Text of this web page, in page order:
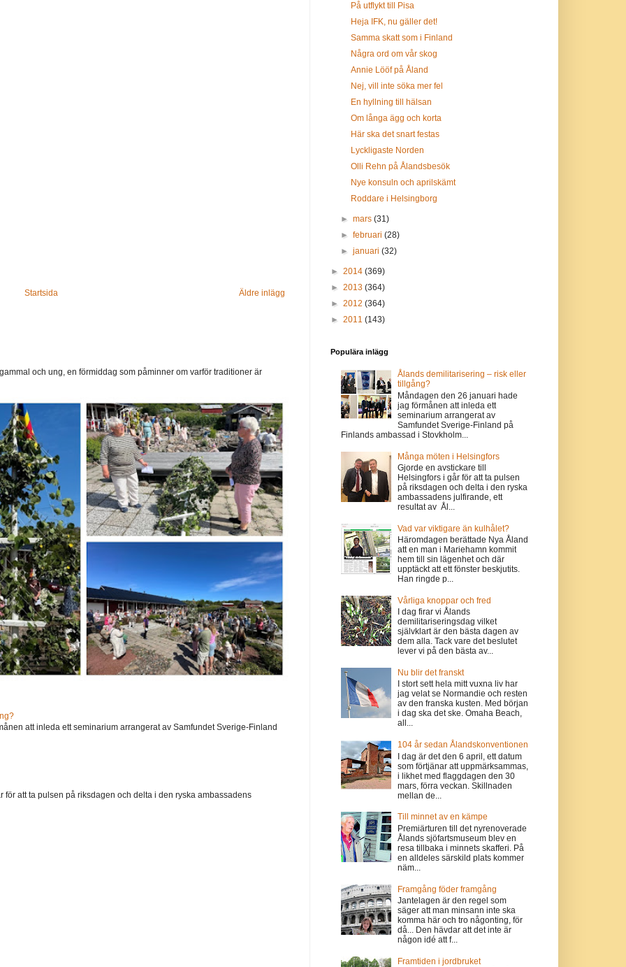
Äldre inlägg
Startsida
och ung, en förmiddag som påminner om varför traditioner är
att inleda ett seminarium arrangerat av Samfundet Sverige-Finland
för att ta pulsen på riksdagen och delta i den ryska ambassadens
På utflykt till Pisa
Heja IFK, nu gäller det!
Samma skatt som i Finland
Några ord om vår skog
Annie Lööf på Åland
Nej, vill inte söka mer fel
En hyllning till hälsan
Om långa ägg och korta
Här ska det snart festas
Lyckligaste Norden
Olli Rehn på Ålandsbesök
Nye konsuln och aprilskämt
Roddare i Helsingborg
► mars (31)
► februari (28)
► januari (32)
► 2014 (369)
► 2013 (364)
► 2012 (364)
► 2011 (143)
Populära inlägg
Ålands demilitarisering – risk eller
tillgång?
Måndagen den 26 januari hade
jag förmånen att inleda ett
seminarium arrangerat av
Samfundet Sverige-Finland på
Finlands ambassad i Stovkholm...
Många möten i Helsingfors
Gjorde en avstickare till
Helsingfors i går för att ta pulsen
på riksdagen och delta i den ryska
ambassadens julfirande, ett
resultat av Ål...
Vad var viktigare än kulhålet?
Häromdagen berättade Nya Åland
att en man i Mariehamn kommit
hem till sin lägenhet och där
upptäckt att ett fönster beskjutits.
Han ringde p...
Vårliga knoppar och fred
I dag firar vi Ålands
demilitariseringsdag vilket
självklart är den bästa dagen av
dem alla. Tack vare det beslutet
lever vi på den bästa av...
Nu blir det franskt
I stort sett hela mitt vuxna liv har
jag velat se Normandie och resten
av den franska kusten. Med början
i dag ska det ske. Omaha Beach,
all...
104 år sedan Ålandskonventionen
I dag är det den 6 april, ett datum
som förtjänar att uppmärksammas,
i likhet med flaggdagen den 30
mars, förra veckan. Skillnaden
mellan de...
Till minnet av en kämpe
Premiärturen till det nyrenoverade
Ålands sjöfartsmuseum blev en
resa tillbaka i minnets skafferi. På
en alldeles särskild plats kommer
näm...
Framgång föder framgång
Jantelagen är den regel som
säger att man minsann inte ska
komma här och tro någonting, för
då... Den hävdar att det inte är
någon idé att f...
Framtiden i jordbruket